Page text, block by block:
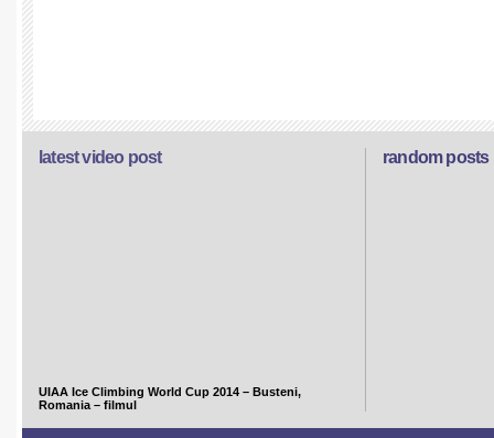
random posts
latest video post
UIAA Ice Climbing World Cup 2014 – Busteni,
Romania – filmul